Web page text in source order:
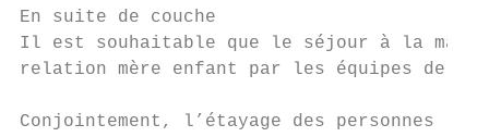
En suite de couche
Il est souhaitable que le séjour à la
relation mère enfant par les équipes de
Conjointement, l’étayage des personnes